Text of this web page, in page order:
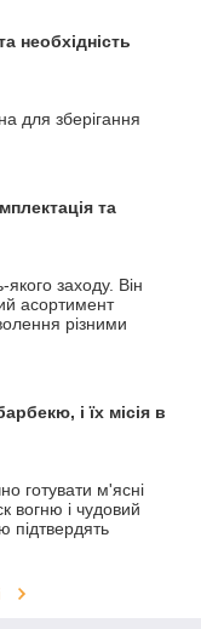
необхідність
для зберігання
та
заходу. Він
асортимент
різними
і їх місія в
готувати м'ясні
вогню і чудовий
підтвердять